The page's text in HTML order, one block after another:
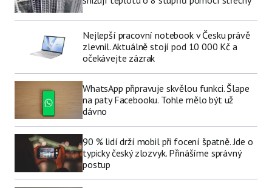
Nejlepší pracovní notebook v Česku právě
zlevnil. Aktuálně stojí pod 10 000 Kč a
očekávejte zázrak
WhatsApp připravuje skvělou funkci. Šlape
na paty Facebooku. Tohle mělo být už
dávno
90 % lidí drží mobil při focení špatně. Jde o
typicky český zlozvyk. Přinášíme správný
postup